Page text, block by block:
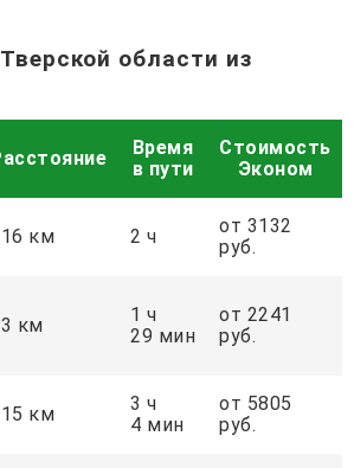
области из
Время
в пути
Стоимость
Эконом
км 2 ч
от 3132
руб.
км
1 ч
29 мин
от 2241
руб.
км
3 ч
4 мин
от 5805
руб.